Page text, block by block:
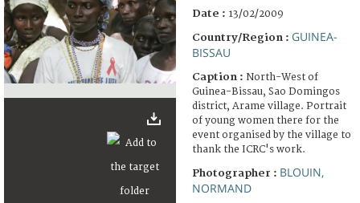
Date : 13/02/2009
Country/Region : GUINEA-
BISSAU
Caption : North-West of
Guinea-Bissau, Sao Domingos
district, Arame village. Portrait
of young women there for the
event organised by the village to
thank the ICRC's work.
Photographer : BLOUIN,
NORMAND